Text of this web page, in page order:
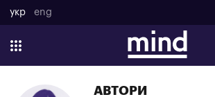
укр eng
АВТОРИ